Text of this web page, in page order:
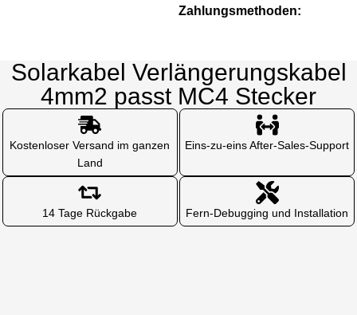
Zahlungsmethoden:
Solarkabel Verlängerungskabel
4mm2 passt MC4 Stecker
Kostenloser Versand im ganzen
Land
Eins-zu-eins After-Sales-Support
14 Tage Rückgabe Fern-Debugging und Installation